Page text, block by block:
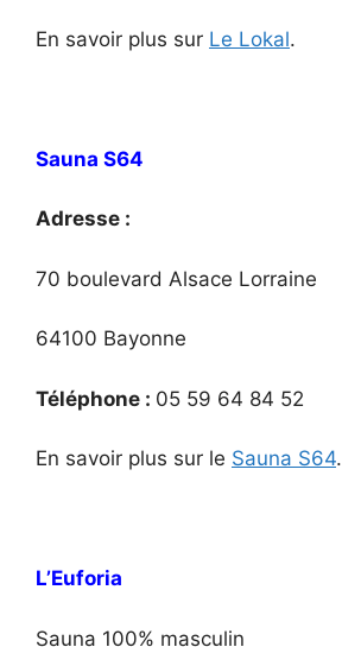
En savoir plus sur Le Lokal.
Sauna S64
Adresse :
70 boulevard Alsace Lorraine
64100 Bayonne
Téléphone : 05 59 64 84 52
En savoir plus sur le Sauna S64.
L’Euforia
Sauna 100% masculin